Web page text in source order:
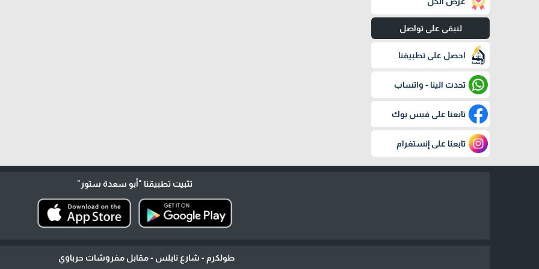
لنبقى على تواصل
احصل على تطبيقنا
تحدث الينا - واتساب
تابعنا على فيس بوك
تابعنا على إنستغرام
تثبيت تطبيقنا "أبو سعدة ستور"
طولكرم - شارع نابلس - مقابل مفروشات حرباوي